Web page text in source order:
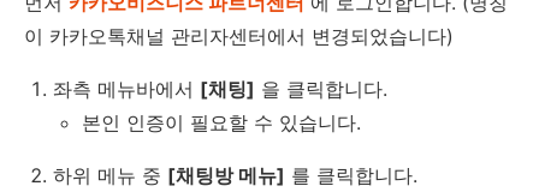
이 카카오톡채널 관리자센터에서 변경되었습니다)
좌측 메뉴바에서 [채팅] 을 클릭합니다.
본인 인증이 필요할 수 있습니다.
하위 메뉴 중 [채팅방 메뉴] 를 클릭합니다.